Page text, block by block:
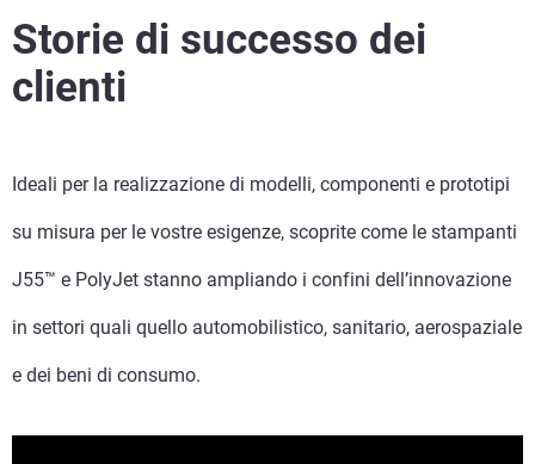
Storie di successo dei
clienti
Ideali per la realizzazione di modelli, componenti e prototipi
su misura per le vostre esigenze, scoprite come le stampanti
J55™ e PolyJet stanno ampliando i confini dell’innovazione
in settori quali quello automobilistico, sanitario, aerospaziale
e dei beni di consumo.